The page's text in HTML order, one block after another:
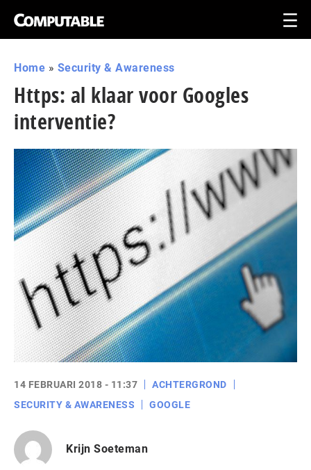
Home » Security & Awareness
Https: al klaar voor Googles
interventie?
14 FEBRUARI 2018 - 11:37
ACHTERGROND
SECURITY & AWARENESS
GOOGLE
Krijn Soeteman